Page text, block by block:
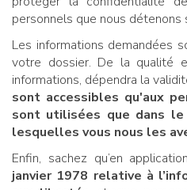
personnels que nous détenons
Les informations demandées
votre dossier. De la qualité
informations, dépendra la
sont accessibles qu'aux
sont utilisées que dans
lesquelles vous nous les
Enfin, sachez qu’en
janvier 1978 relative à